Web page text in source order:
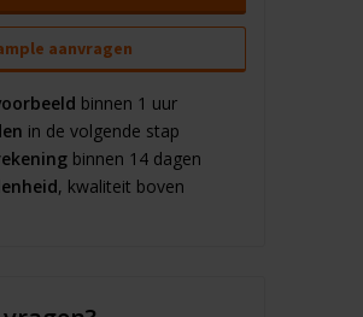
aanvragen
binnen 1 uur
in de volgende stap
binnen 14 dagen
, kwaliteit boven